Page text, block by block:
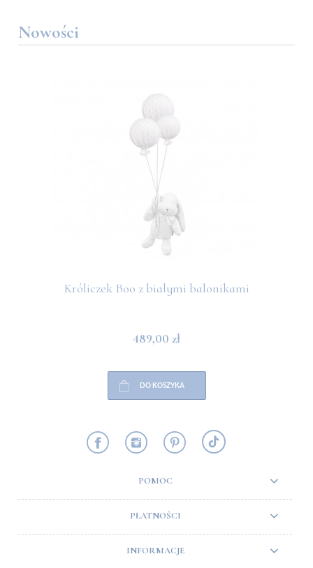
Nowości
Króliczek Boo z białymi balonikami
489,00 zł
DO KOSZYKA
POMOC
PŁATNOŚCI
INFORMACJE